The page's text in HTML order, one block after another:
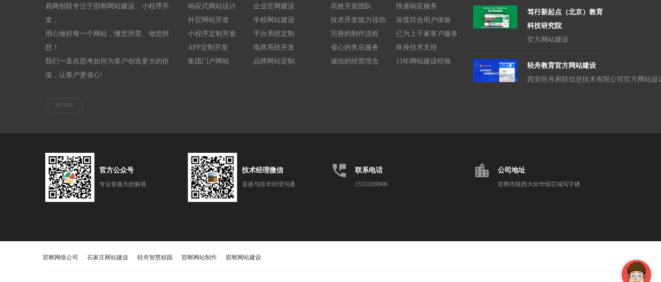
易网创联专注于邯郸网站建设、小程序开
发，
用心做好每一个网站，懂您所需、做您所
想！
我们一直在思考如何为客户创造更大的价
值，让客户更省心!
MORE
响应式网站设计
企业官网建设
外贸网站开发
学校网站建设
小程序定制开发
平台系统定制
APP定制开发
电商系统开发
集团门户网站
品牌网站定制
高效开发团队
快速响应服务
技术开发能力强劲
深度符合用户体验
完善的制作流程
已为上千家客户服务
省心的售后服务
终身技术支持
诚信的经营理念
15年网站建设经验
笃行新起点（北京）教育
科技研究院
官方网站建设
轻舟教育官方网站建设
官方公众号
专业客服为您解答
技术经理微信
直接与技术经理沟通
perm_phone_msg 联系电话
15333209906
location_city 公司地址
邯郸市陵西大街华煌芯城写字楼
邯郸网络公司 石家庄网站建设 轻舟智慧校园 邯郸网站制作 邯郸网站建设